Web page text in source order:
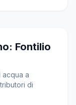
Fontilio
acqua a
di